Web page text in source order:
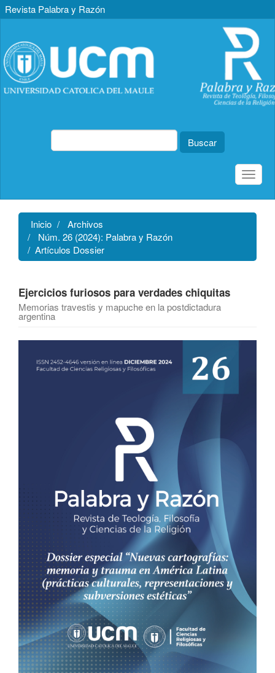
Revista Palabra y Razón
Contenido
principal
Barra
lateral
Buscar
Toggle
Inicio
Archivos
Núm. 26 (2024): Palabra y Razón
Artículos Dossier
Ejercicios furiosos para verdades chiquitas
Memorias travestis y mapuche en la postdictadura
argentina
Barra
artículo